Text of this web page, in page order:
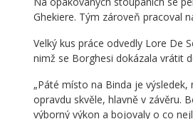
Ghekiere. Tým zároveň pracoval
Velký kus práce odvedly Lore De
nimž se Borghesi dokázala vrátit
„Páté místo na Binda je
opravdu skvěle, hlavně v závěru.
výborný výkon a bojovaly o co